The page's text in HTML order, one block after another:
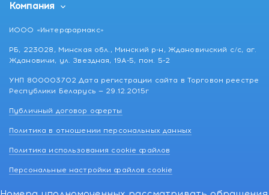
Компания
ИООО «Интерфармакс»
РБ, 223028, Минская обл., Минский р-н, Ждановичский с/с, аг.
Ждановичи, ул. Звездная, 19А-5, пом. 5-2
УНП 800003702 Дата регистрации сайта в Торговом реестре
Республики Беларусь — 29.12.2015г
Публичный договор оферты
Политика в отношении персональных данных
Политика использования cookie файлов
Персональные настройки файлов cookie